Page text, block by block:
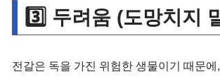
3️⃣ 두려움 (도망치지
전갈은 독을 가진 위험한 생물이기 때문에